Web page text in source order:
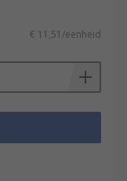
€ 11,51/eenheid